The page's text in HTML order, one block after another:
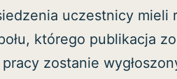
uczestnicy mieli
którego publikacja
zostanie